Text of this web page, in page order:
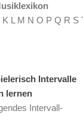
K L M N O P Q R S
Intervalle
lernen